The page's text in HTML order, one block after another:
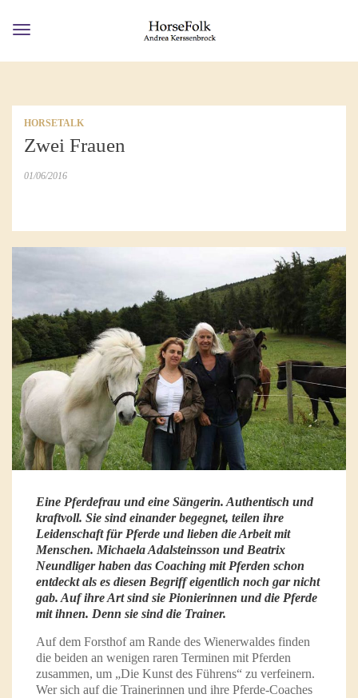
Toggle
HORSETALK
Zwei Frauen
01/06/2016
Eine Pferdefrau und eine Sängerin. Authentisch und
kraftvoll. Sie sind einander begegnet, teilen ihre
Leidenschaft für Pferde und lieben die Arbeit mit
Menschen. Michaela Adalsteinsson und Beatrix
Neundliger haben das Coaching mit Pferden schon
entdeckt als es diesen Begriff eigentlich noch gar nicht
gab. Auf ihre Art sind sie Pionierinnen und die Pferde
mit ihnen. Denn sie sind die Trainer.
Auf dem Forsthof am Rande des Wienerwaldes finden
die beiden an wenigen raren Terminen mit Pferden
zusammen, um „Die Kunst des Führens“ zu verfeinern.
Wer sich auf die Trainerinnen und ihre Pferde-Coaches